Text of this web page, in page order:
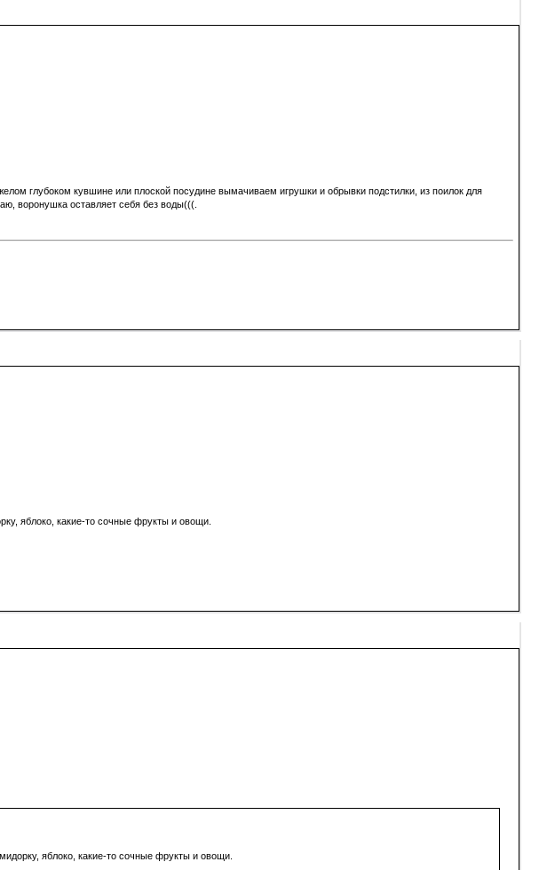
глубоком кувшине или плоской посудине вымачиваем игрушки и обрывки подстилки, из поилок для
воронушка оставляет себя без воды(((.
яблоко, какие-то сочные фрукты и овощи.
яблоко, какие-то сочные фрукты и овощи.